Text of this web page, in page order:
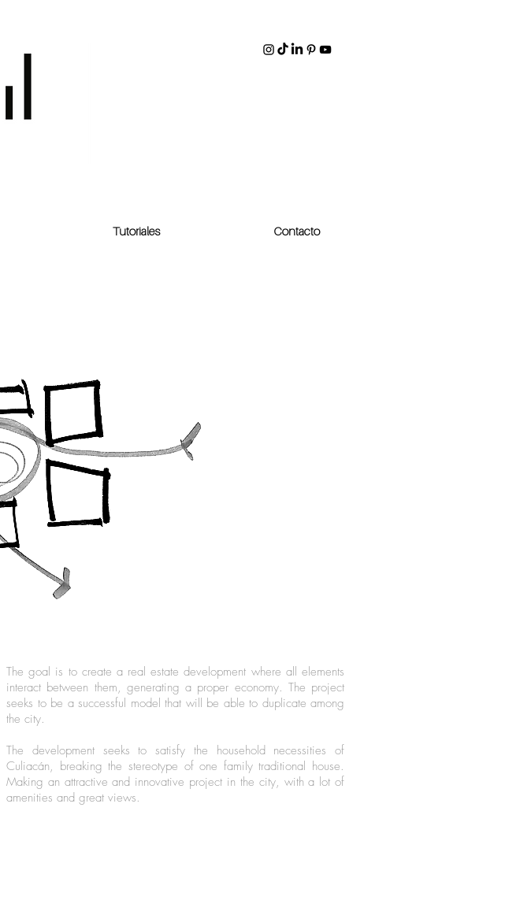
Tutoriales Contacto
The goal is to create a real estate development where all elements
interact between them, generating a proper economy. The project
seeks to be a successful model that will be able to duplicate among
the city.
The development seeks to satisfy the household necessities of
Culiacán, breaking the stereotype of one family traditional house.
Making an attractive and innovative project in the city, with a lot of
amenities and great views.